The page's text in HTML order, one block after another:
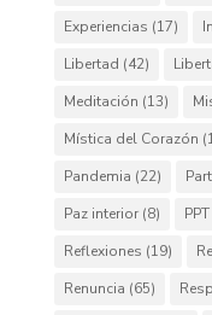
Experiencias (17)
Libertad (42)
Meditación (13)
Mística del Corazón
Pandemia (22)
Paz interior(8) PPT
Reflexiones (19)
Renuncia (65)